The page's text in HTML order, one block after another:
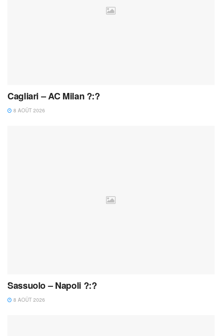
Cagliari – AC Milan ?:?
8 AOÛT 2026
Sassuolo – Napoli ?:?
8 AOÛT 2026